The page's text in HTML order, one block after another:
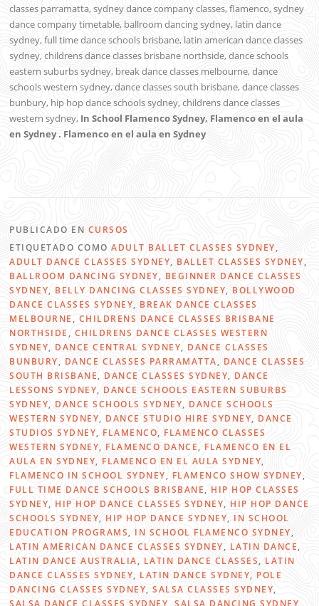
classes parramatta, sydney dance company classes, flamenco, sydney
dance company timetable, ballroom dancing sydney, latin dance
sydney, full time dance schools brisbane, latin american dance classes
sydney, childrens dance classes brisbane northside, dance schools
eastern suburbs sydney, break dance classes melbourne, dance
schools western sydney, dance classes south brisbane, dance classes
bunbury, hip hop dance schools sydney, childrens dance classes
western sydney, In School Flamenco Sydney, Flamenco en el aula
en Sydney . Flamenco en el aula en Sydney
PUBLICADO EN CURSOS
ETIQUETADO COMOADULT BALLET CLASSES SYDNEY,
ADULT DANCE CLASSES SYDNEY, BALLET CLASSES SYDNEY,
BALLROOM DANCING SYDNEY, BEGINNER DANCE CLASSES
SYDNEY, BELLY DANCING CLASSES SYDNEY, BOLLYWOOD
DANCE CLASSES SYDNEY, BREAK DANCE CLASSES
MELBOURNE , CHILDRENS DANCE CLASSES BRISBANE
NORTHSIDE , CHILDRENS DANCE CLASSES WESTERN
SYDNEY, DANCE CENTRAL SYDNEY, DANCE CLASSES
BUNBURY, DANCE CLASSES PARRAMATTA, DANCE CLASSES
SOUTH BRISBANE, DANCE CLASSES SYDNEY, DANCE
LESSONS SYDNEY, DANCE SCHOOLS EASTERN SUBURBS
SYDNEY, DANCE SCHOOLS SYDNEY, DANCE SCHOOLS
WESTERN SYDNEY, DANCE STUDIO HIRE SYDNEY, DANCE
STUDIOS SYDNEY, FLAMENCO, FLAMENCO CLASSES
WESTERN SYDNEY, FLAMENCO DANCE, FLAMENCO EN EL
AULA EN SYDNEY, FLAMENCO EN EL AULA SYDNEY,
FLAMENCO IN SCHOOL SYDNEY, FLAMENCO SHOW SYDNEY,
FULL TIME DANCE SCHOOLS BRISBANE, HIP HOP CLASSES
SYDNEY, HIP HOP DANCE CLASSES SYDNEY, HIP HOP DANCE
SCHOOLS SYDNEY, HIP HOP DANCE SYDNEY, IN SCHOOL
EDUCATION PROGRAMS, IN SCHOOL FLAMENCO SYDNEY,
LATIN AMERICAN DANCE CLASSES SYDNEY, LATIN DANCE,
LATIN DANCE AUSTRALIA, LATIN DANCE CLASSES, LATIN
DANCE CLASSES SYDNEY, LATIN DANCE SYDNEY, POLE
DANCING CLASSES SYDNEY,SALSA CLASSES SYDNEY,
SALSA DANCE CLASSES SYDNEY ,SALSA DANCING SYDNEY